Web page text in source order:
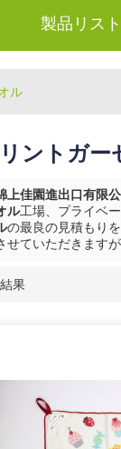
製品リスト
ル
ントガ
上佳園進出口有限
ル工場、プライベ
の最良の見積もり
せていただきます
果